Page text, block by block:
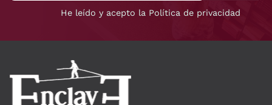
He leído y acepto la Política de privacidad